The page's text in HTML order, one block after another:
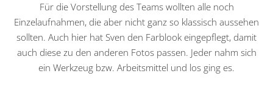
Für die Vorstellung des Teams wollten alle noch
Einzelaufnahmen, die aber nicht ganz so klassisch aussehen
sollten. Auch hier hat Sven den Farblook eingepflegt, damit
auch diese zu den anderen Fotos passen. Jeder nahm sich
ein Werkzeug bzw. Arbeitsmittel und los ging es.